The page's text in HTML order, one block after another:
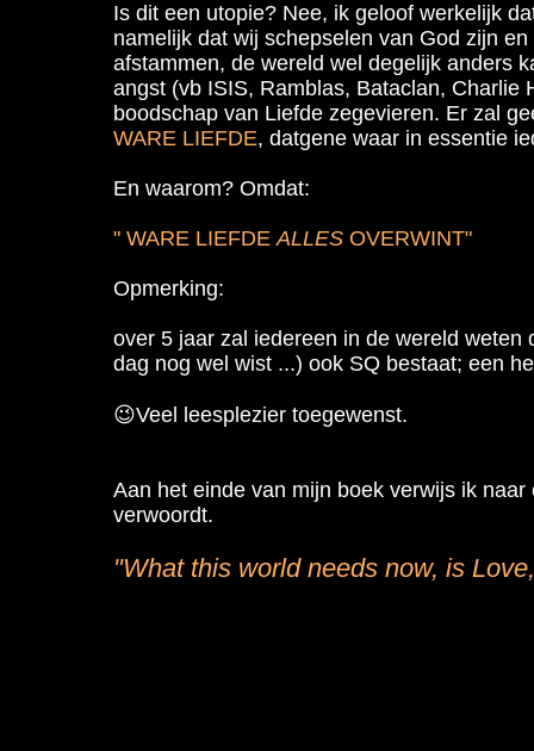
Is dit een utopie? Nee, ik geloof werkelijk
namelijk dat wij schepselen van God zijn
afstammen, de wereld wel degelijk anders
angst (vb ISIS, Ramblas, Bataclan, Charlie
boodschap van Liefde zegevieren. Er zal
WARE LIEFDE, datgene waar in essentie
En waarom? Omdat:
" WARE LIEFDEALLES OVERWINT"
Opmerking:
over 5 jaar zal iedereen in de wereld
dag nog wel wist ...) ook SQ bestaat; een
😉Veel leesplezier toegewenst.
Aan het einde van mijn boek verwijs ik
verwoordt.
"What this world needs now, is